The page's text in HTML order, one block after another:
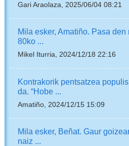
Gari Araolaza, 2025/06/04 08:21
Mila esker, Amatiño. Pasa den
80ko ...
Mikel Iturria, 2024/12/18 22:16
Kontrakorik pentsatzea
da. “Hobe ...
Amatiño, 2024/12/15 15:09
Mila esker, Beñat. Gaur
naiz ...